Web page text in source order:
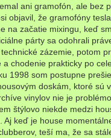
ani gramofón, ale bez
objavil, že gramofóny
na začatie mixingu, keď
párty sa odohrali
zázemie, potom
a chodenie prakticky po
1998 som postupne
doskám, ktoré sú
vinylov nie je
štýlovo niekde medzi
Aj keď je house
teší ma, že sa